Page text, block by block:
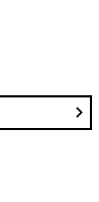
keyboard_arrow_right